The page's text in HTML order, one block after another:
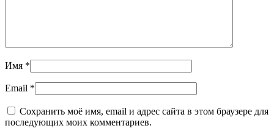
Имя *
Email *
Сохранить моё имя, email и адрес сайта в этом браузере для
последующих моих комментариев.